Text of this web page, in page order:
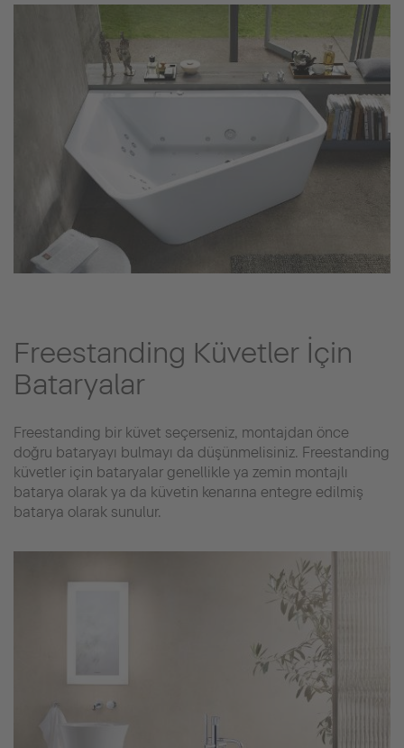
Freestanding Küvetler İçin
Bataryalar
Freestanding bir küvet seçerseniz, montajdan önce
doğru bataryayı bulmayı da düşünmelisiniz. Freestanding
küvetler için bataryalar genellikle ya zemin montajlı
batarya olarak ya da küvetin kenarına entegre edilmiş
batarya olarak sunulur.